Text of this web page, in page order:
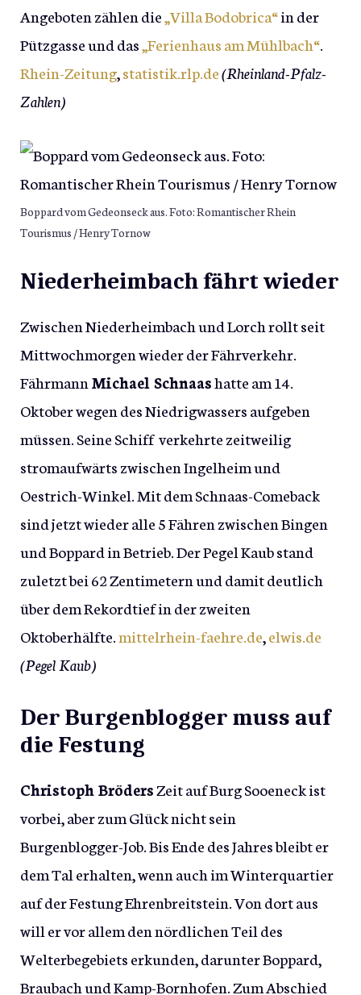
Angeboten zählen die„Villa Bodobrica“in der
Pützgasse und das„Ferienhaus am Mühlbach“.
Rhein-Zeitung,statistik.rlp.de(Rheinland-Pfalz-
Zahlen)
Boppard vom Gedeonseck aus. Foto: Romantischer Rhein
Tourismus / Henry Tornow
Niederheimbach fährt wieder
Zwischen Niederheimbach und Lorch rollt seit
Mittwochmorgen wieder der Fährverkehr.
Fährmann Michael Schnaashatte am 14.
Oktober wegen des Niedrigwassers aufgeben
müssen. Seine Schiff verkehrte zeitweilig
stromaufwärts zwischen Ingelheim und
Oestrich-Winkel. Mit dem Schnaas-Comeback
sind jetzt wieder alle 5 Fähren zwischen Bingen
und Boppard in Betrieb. Der Pegel Kaub stand
zuletzt bei 62 Zentimetern und damit deutlich
über dem Rekordtief in der zweiten
Oktoberhälfte.mittelrhein-faehre.de,elwis.de
(Pegel Kaub)
Der Burgenblogger muss auf
die Festung
Christoph BrödersZeit auf Burg Sooeneck ist
vorbei, aber zum Glück nicht sein
Burgenblogger-Job. Bis Ende des Jahres bleibt er
dem Tal erhalten, wenn auch im Winterquartier
auf der Festung Ehrenbreitstein. Von dort aus
will er vor allem den nördlichen Teil des
Welterbegebiets erkunden, darunter Boppard,
Braubach und Kamp-Bornhofen. Zum Abschied